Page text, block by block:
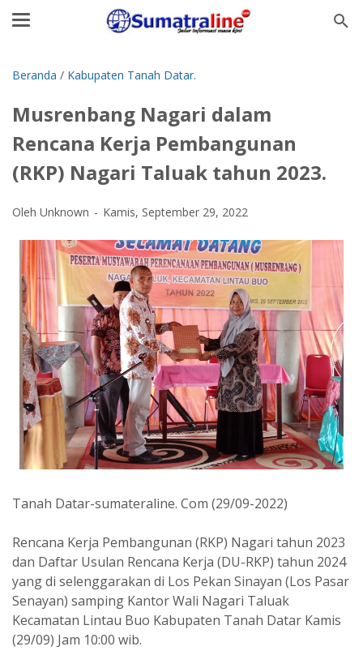
Beranda / Kabupaten Tanah Datar.
Musrenbang Nagari dalam
Rencana Kerja Pembangunan
(RKP) Nagari Taluak tahun 2023.
Oleh Unknown Kamis, September 29, 2022
Tanah Datar-sumateraline. Com (29/09-2022)
Rencana Kerja Pembangunan (RKP) Nagari tahun 2023
dan Daftar Usulan Rencana Kerja (DU-RKP) tahun 2024
yang di selenggarakan di Los Pekan Sinayan (Los Pasar
Senayan) samping Kantor Wali Nagari Taluak
Kecamatan Lintau Buo Kabupaten Tanah Datar Kamis
(29/09) Jam 10:00 wib.